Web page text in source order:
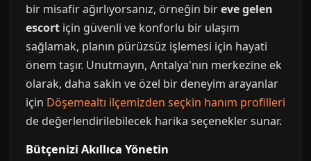
bir misafir ağırlıyorsanız, örneğin bireve gelen
escort için güvenli ve konforlu bir ulaşım
sağlamak, planın pürüzsüz işlemesi için hayati
önem taşır. Unutmayın, Antalya'nın merkezine ek
olarak, daha sakin ve özel bir deneyim arayanlar
için Döşemealtı ilçemizden seçkin hanım profilleri
de değerlendirilebilecek harika seçenekler sunar.
Bütçenizi Akıllıca Yönetin